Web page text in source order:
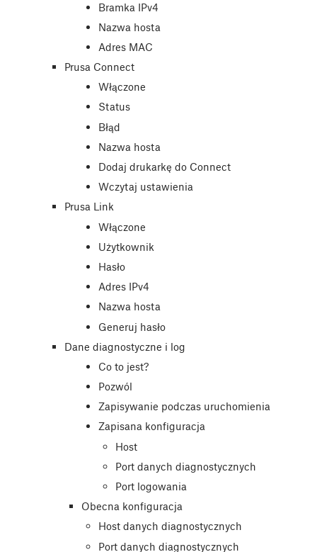
Bramka IPv4
Nazwa hosta
Adres MAC
Prusa Connect
Włączone
Status
Błąd
Nazwa hosta
Dodaj drukarkę do Connect
Wczytaj ustawienia
Prusa Link
Włączone
Użytkownik
Hasło
Adres IPv4
Nazwa hosta
Generuj hasło
Dane diagnostyczne i log
Co to jest?
Pozwól
Zapisywanie podczas uruchomienia
Zapisana konfiguracja
Host
Port danych diagnostycznych
Port logowania
Obecna konfiguracja
Host danych diagnostycznych
Port danych diagnostycznych